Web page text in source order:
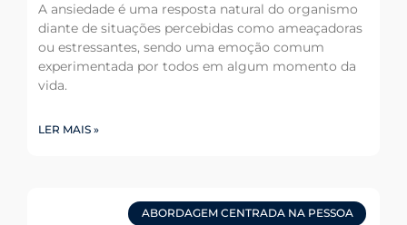
A ansiedade é uma resposta natural do organismo
diante de situações percebidas como ameaçadoras
ou estressantes, sendo uma emoção comum
experimentada por todos em algum momento da
vida.
LER MAIS »
ABORDAGEM CENTRADA NA PESSOA